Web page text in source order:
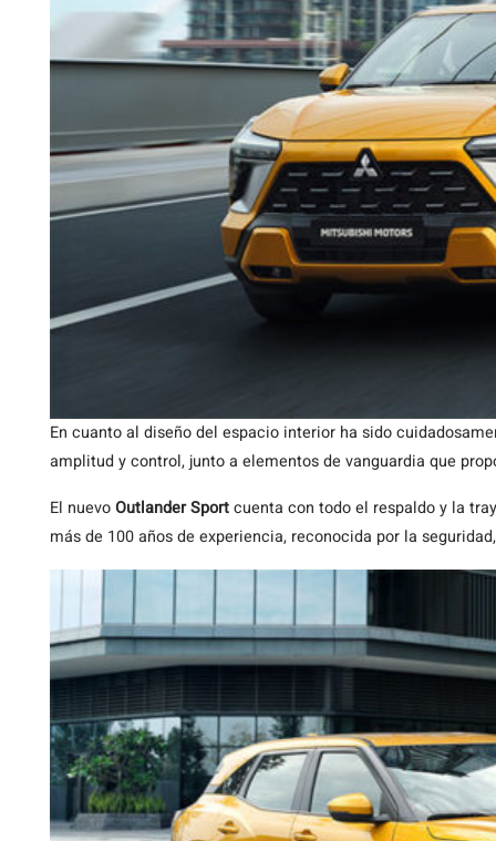
En cuanto al diseño del espacio interior ha sido
amplitud y control, junto a elementos de vanguardia que
El nuevoOutlander Sportcuenta con todo el respaldo y la
más de 100 años de experiencia, reconocida por la